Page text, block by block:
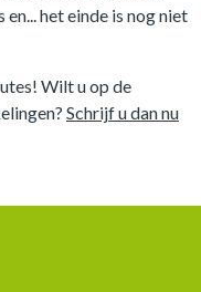
het einde is nog niet
Wilt u op de
Schrijf u dan nu